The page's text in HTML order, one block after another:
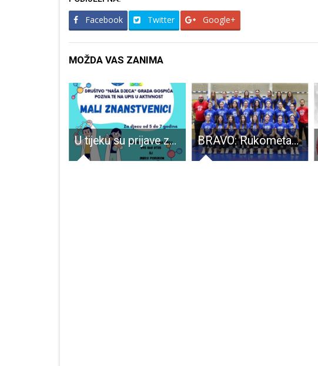
Facebook Twitter Google+
MOŽDA VAS ZANIMA
U tijeku su prijave za aktivnosti Društva Naša djeca Gospić BRAVO: Rukometašice U-15 rukometnog kluba Gospić osvojile 6.mjesto u Hrvatskoj!!!